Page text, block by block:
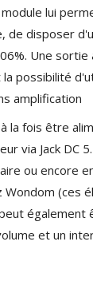
lui
de disposer
Une sortie
possibilité
amplification
la fois être
via Jack DC
ou encore
(ces
également
et un